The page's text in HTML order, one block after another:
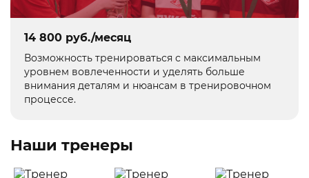
14 800 руб./месяц
Возможность тренироваться с максимальным
уровнем вовлеченности и уделять больше
внимания деталям и нюансам в тренировочном
процессе.
Наши тренеры